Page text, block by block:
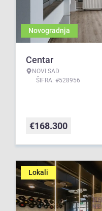
Novogradnja
Centar
NOVI SAD
ŠIFRA: #528956
€168.300
Lokali